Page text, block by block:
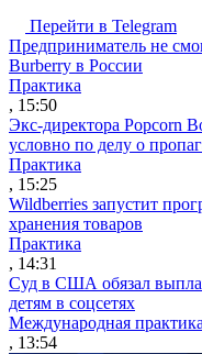
Перейти в Telegram
Предприниматель не
Burberry в России
Практика
, 15:50
Экс-директора Popcorn
условно по делу о
Практика
, 15:25
Wildberries запустит
хранения товаров
Практика
, 14:31
Суд в США обязал
детям в соцсетях
Международная практика
, 13:54